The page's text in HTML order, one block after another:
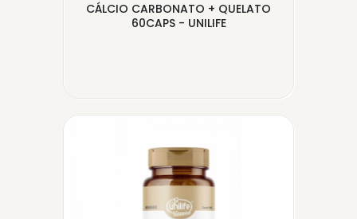
CÁLCIO CARBONATO + QUELATO
60CAPS - UNILIFE